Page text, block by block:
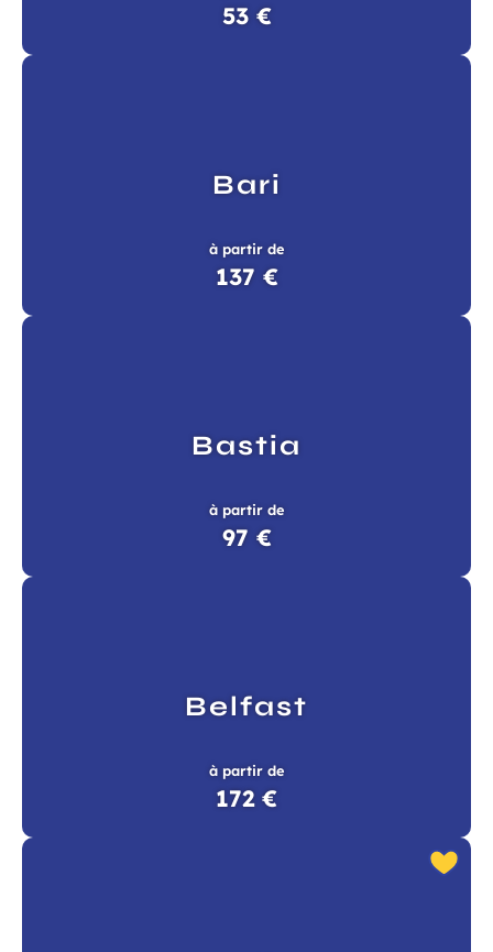
53 €
Bari
à partir de
137 €
Bastia
à partir de
97 €
Belfast
à partir de
172 €